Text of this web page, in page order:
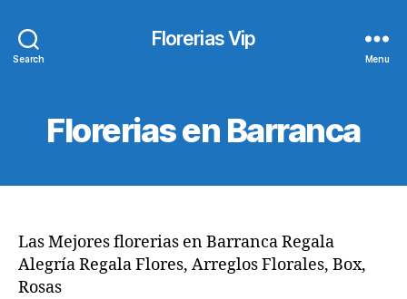
Search
Florerias Vip
Menu
Florerias en Barranca
Las Mejores florerias en Barranca Regala
Alegría Regala Flores, Arreglos Florales, Box,
Rosas